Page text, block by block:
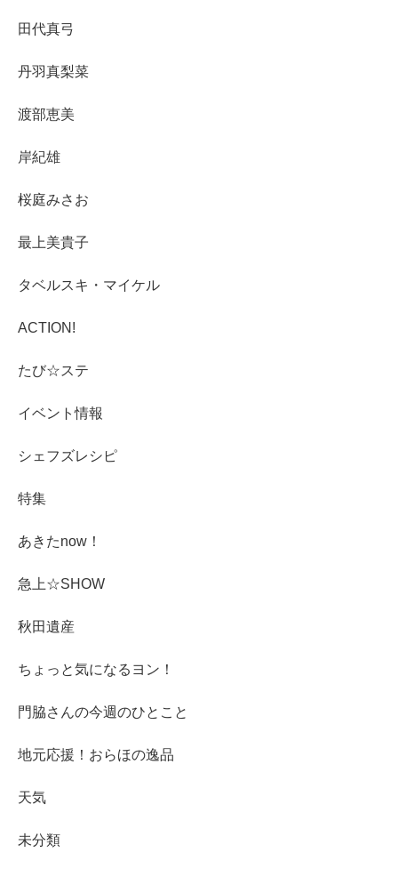
田代真弓
丹羽真梨菜
渡部恵美
岸紀雄
桜庭みさお
最上美貴子
タベルスキ・マイケル
ACTION!
たび☆ステ
イベント情報
シェフズレシピ
特集
あきたnow！
急上☆SHOW
秋田遺産
ちょっと気になるヨン！
門脇さんの今週のひとこと
地元応援！おらほの逸品
天気
未分類